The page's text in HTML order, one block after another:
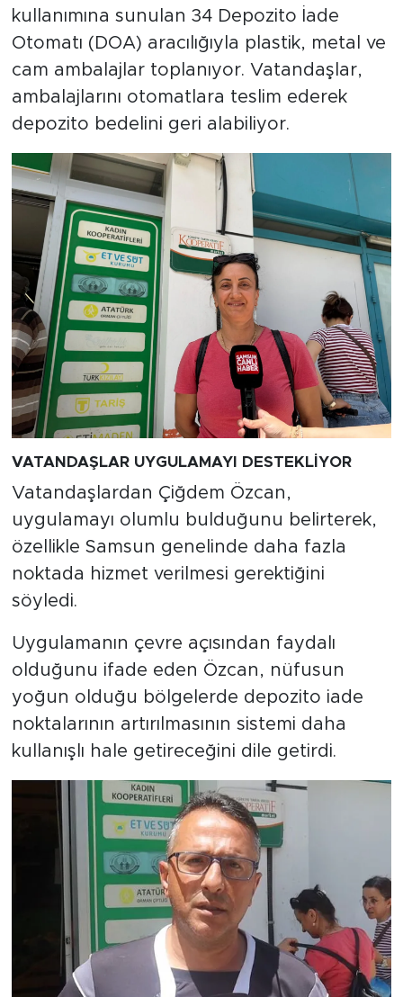
kullanımına sunulan 34 Depozito İade
Otomatı (DOA) aracılığıyla plastik, metal ve
cam ambalajlar toplanıyor. Vatandaşlar,
ambalajlarını otomatlara teslim ederek
depozito bedelini geri alabiliyor.
VATANDAŞLAR UYGULAMAYI DESTEKLİYOR
Vatandaşlardan Çiğdem Özcan,
uygulamayı olumlu bulduğunu belirterek,
özellikle Samsun genelinde daha fazla
noktada hizmet verilmesi gerektiğini
söyledi.
Uygulamanın çevre açısından faydalı
olduğunu ifade eden Özcan, nüfusun
yoğun olduğu bölgelerde depozito iade
noktalarının artırılmasının sistemi daha
kullanışlı hale getireceğini dile getirdi.